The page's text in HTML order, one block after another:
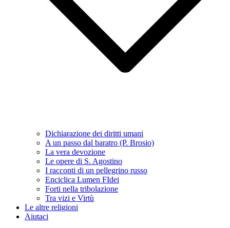
Dichiarazione dei diritti umani
A un passo dal baratro (P. Brosio)
La vera devozione
Le opere di S. Agostino
I racconti di un pellegrino russo
Enciclica Lumen FIdei
Forti nella tribolazione
Tra vizi e Virtù
Le altre religioni
Aiutaci